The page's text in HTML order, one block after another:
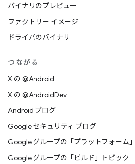
バイナリのプレビュー
ファクトリー イメージ
ドライバのバイナリ
つながる
X の @Android
X の @AndroidDev
Android ブログ
Google セキュリティ ブログ
Google グループの「プラットフォーム
Google グループの「ビルド」トピック